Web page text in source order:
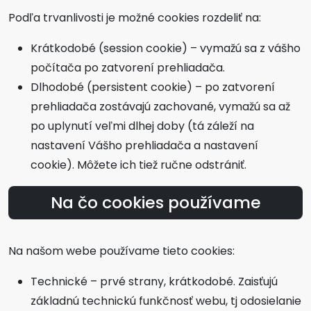
Podľa trvanlivosti je možné cookies rozdeliť na:
Krátkodobé (session cookie) – vymažú sa z vášho
počítača po zatvorení prehliadača.
Dlhodobé (persistent cookie) – po zatvorení
prehliadača zostávajú zachované, vymažú sa až
po uplynutí veľmi dlhej doby (tá záleží na
nastavení Vášho prehliadača a nastavení
cookie). Môžete ich tiež ručne odstrániť.
Na čo cookies používame
Na našom webe používame tieto cookies:
Technické – prvé strany, krátkodobé. Zaisťujú
základnú technickú funkčnosť webu, tj odosielanie